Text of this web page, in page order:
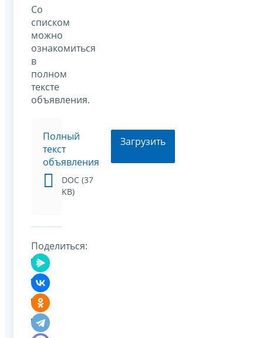
Со
списком
можно
ознакомиться
в
полном
тексте
объявления.
Полный
текст
объявления
DOC (37
KB)
Загрузить
Поделиться: